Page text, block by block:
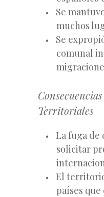
Se
muchos
Se
comunal
Territoriales
La fuga de
solicitar
El
países que